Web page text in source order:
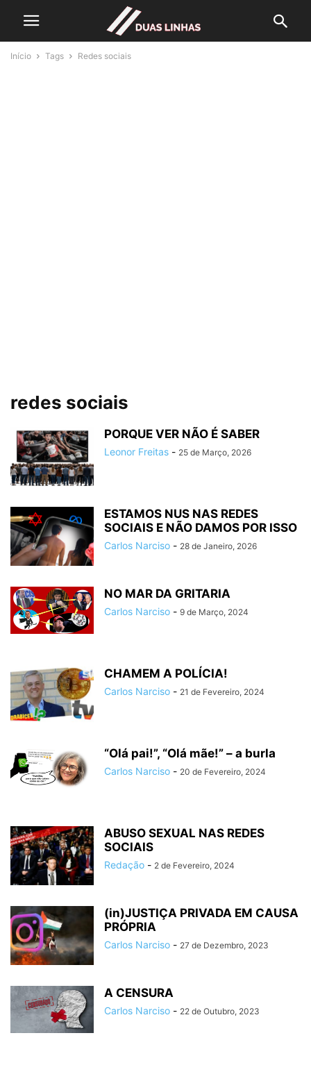
Início Tags Redes sociais
redes sociais
PORQUE VER NÃO É SABER
Leonor Freitas - 25 de Março, 2026
ESTAMOS NUS NAS REDES
SOCIAIS E NÃO DAMOS POR ISSO
Carlos Narciso - 28 de Janeiro, 2026
NO MAR DA GRITARIA
Carlos Narciso - 9 de Março, 2024
CHAMEM A POLÍCIA!
Carlos Narciso - 21 de Fevereiro, 2024
“Olá pai!”, “Olá mãe!” – a burla
Carlos Narciso - 20 de Fevereiro, 2024
ABUSO SEXUAL NAS REDES
SOCIAIS
Redação - 2 de Fevereiro, 2024
(in)JUSTIÇA PRIVADA EM CAUSA
PRÓPRIA
Carlos Narciso - 27 de Dezembro, 2023
A CENSURA
Carlos Narciso - 22 de Outubro, 2023